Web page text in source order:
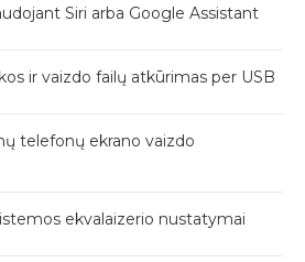
Siri arba Google Assistant
ir vaizdo failų atkūrimas per USB
telefonų ekrano vaizdo
ekvalaizerio nustatymai